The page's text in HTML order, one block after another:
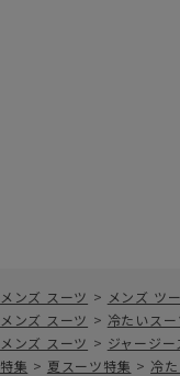
メンズ スーツ > メンズ ツ
メンズ スーツ > 冷たいスー
メンズ スーツ > ジャージー
特集 > 夏スーツ特集 > 冷